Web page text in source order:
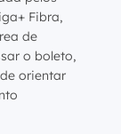
Fibra,
de
o boleto,
orientar